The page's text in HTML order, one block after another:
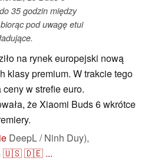
35 godzin między
pod uwagę etui
na rynek europejski nową
klasy premium. W trakcie tego
w strefie euro.
że Xiaomi Buds 6 wkrótce
DeepL / Ninh Duy),
🇺🇸🇩🇪 ...